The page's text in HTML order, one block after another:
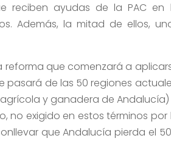
reciben ayudas de la PAC en
Además, la mitad de ellos,
reforma que comenzará a
pasará de las 50 regiones
y ganadera de
no exigido en estos términos por
que Andalucía pierda el